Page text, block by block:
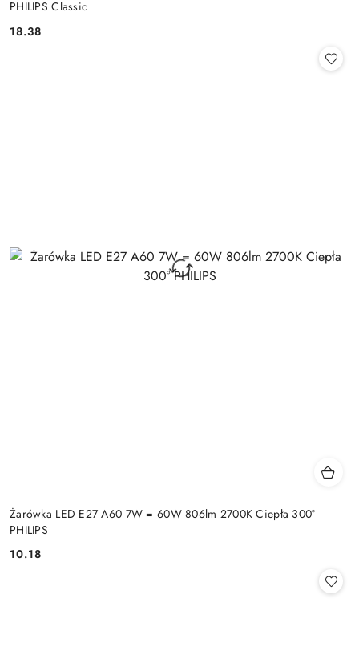
PHILIPS Classic
Cena:
18.38
Żarówka LED E27 A60 7W = 60W 806lm 2700K Ciepła 300°
PHILIPS
Cena:
10.18